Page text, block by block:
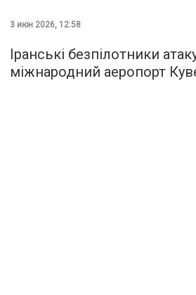
3 июн 2026, 12:58
Іранські безпілотники
міжнародний аеропорт